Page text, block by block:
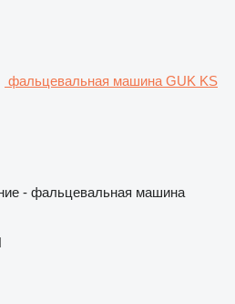
фальцевальная машина GUK KS
- фальцевальная машина